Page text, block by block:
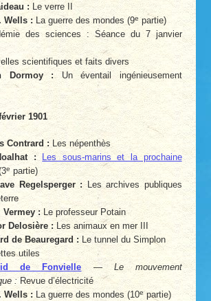
: Le verre II
Wells :La guerre des mondes (9e partie)
des sciences : Séance du 7 janvier
scientifiques et faits divers
Dormoy :Un éventail ingénieusement
1901
Contrard : Les népenthès
:
Les sous-marins et la prochaine
e partie)
Regelsperger : Les archives publiques
Vermey : Le professeur Potain
Delosière : Les animaux en mer III
de Beauregard :Le tunnel du Simplon
utiles
de Fonvielle—Le mouvement
:Revue d’électricité
Wells : La guerre des mondes (10epartie)